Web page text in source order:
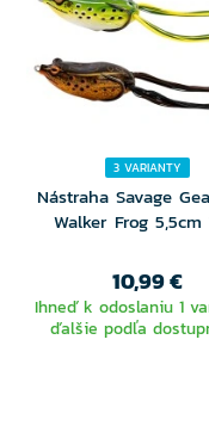
3 VARIANTY
Nástraha Savage
Walker Frog 5,5cm
10,99 €
Ihneď k odoslaniu 1
ďalšie podľa